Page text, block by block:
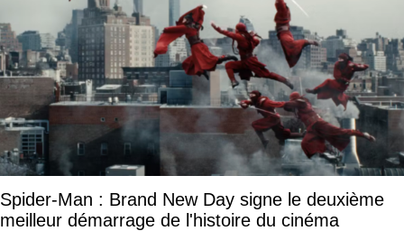
Spider-Man : Brand New Day signe le deuxième
meilleur démarrage de l'histoire du cinéma